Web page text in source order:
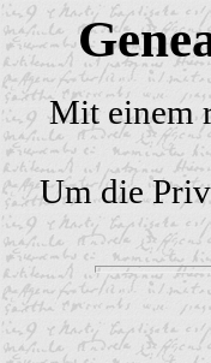
Mit einem
Um die